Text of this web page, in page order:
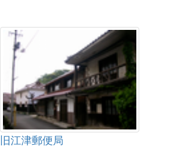
旧江津郵便局